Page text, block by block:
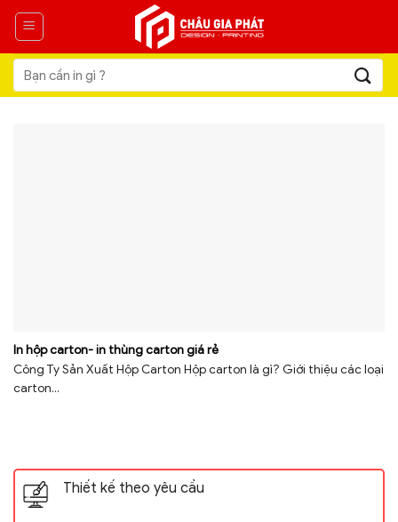
Skip
content
Tìm
kiếm:
In hộp carton- in thùng carton giá rẻ
Công Ty Sản Xuất Hộp Carton Hộp carton là gì? Giới thiệu các loại
carton...
Thiết kế theo yêu cầu